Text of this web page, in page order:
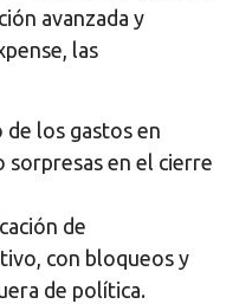
avanzada y
las
de los gastos en
en el cierre
de
con bloqueos y
de política.